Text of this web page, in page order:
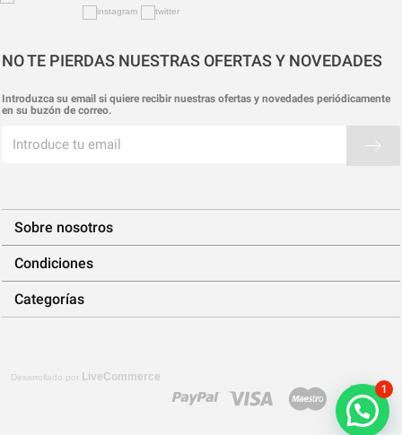
NO TE PIERDAS NUESTRAS OFERTAS Y NOVEDADES
Introduzca su email si quiere recibir nuestras ofertas y novedades periódicamente
en su buzón de correo.
Sobre nosotros
Condiciones
Categorías
Desarrollado por LiveCommerce
1